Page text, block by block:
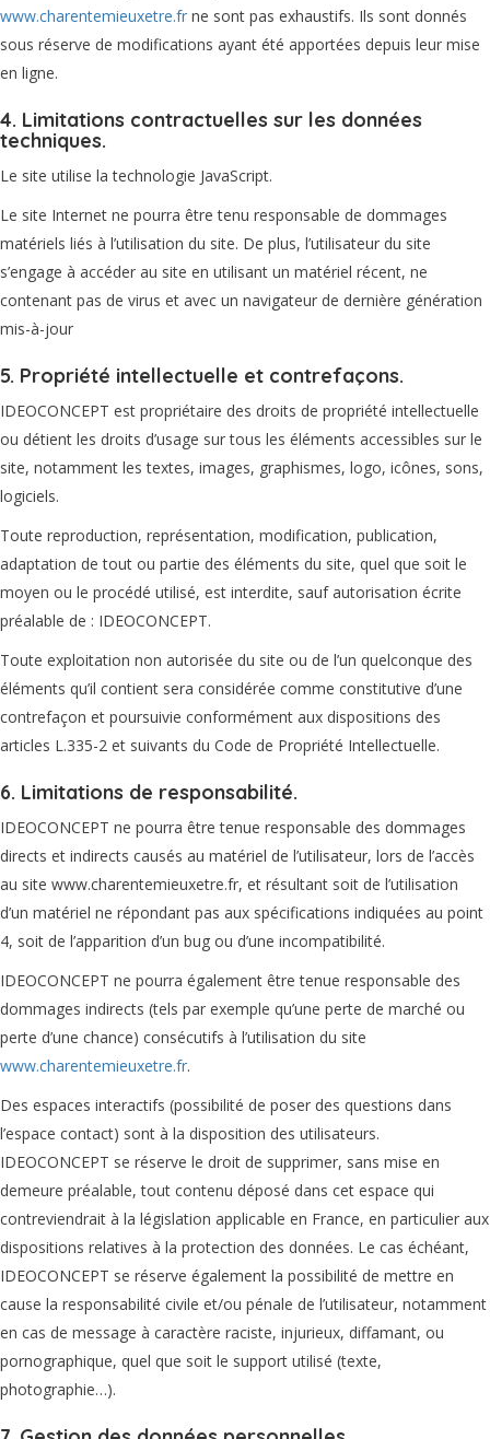
www.charentemieuxetre.fr ne sont pas exhaustifs. Ils sont donnés
sous réserve de modifications ayant été apportées depuis leur mise
en ligne.
4. Limitations contractuelles sur les données
techniques.
Le site utilise la technologie JavaScript.
Le site Internet ne pourra être tenu responsable de dommages
matériels liés à l’utilisation du site. De plus, l’utilisateur du site
s’engage à accéder au site en utilisant un matériel récent, ne
contenant pas de virus et avec un navigateur de dernière génération
mis-à-jour
5. Propriété intellectuelle et contrefaçons.
IDEOCONCEPT est propriétaire des droits de propriété intellectuelle
ou détient les droits d’usage sur tous les éléments accessibles sur le
site, notamment les textes, images, graphismes, logo, icônes, sons,
logiciels.
Toute reproduction, représentation, modification, publication,
adaptation de tout ou partie des éléments du site, quel que soit le
moyen ou le procédé utilisé, est interdite, sauf autorisation écrite
préalable de : IDEOCONCEPT.
Toute exploitation non autorisée du site ou de l’un quelconque des
éléments qu’il contient sera considérée comme constitutive d’une
contrefaçon et poursuivie conformément aux dispositions des
articles L.335-2 et suivants du Code de Propriété Intellectuelle.
6. Limitations de responsabilité.
IDEOCONCEPT ne pourra être tenue responsable des dommages
directs et indirects causés au matériel de l’utilisateur, lors de l’accès
au site www.charentemieuxetre.fr, et résultant soit de l’utilisation
d’un matériel ne répondant pas aux spécifications indiquées au point
4, soit de l’apparition d’un bug ou d’une incompatibilité.
IDEOCONCEPT ne pourra également être tenue responsable des
dommages indirects (tels par exemple qu’une perte de marché ou
perte d’une chance) consécutifs à l’utilisation du site
www.charentemieuxetre.fr.
Des espaces interactifs (possibilité de poser des questions dans
l’espace contact) sont à la disposition des utilisateurs.
IDEOCONCEPT se réserve le droit de supprimer, sans mise en
demeure préalable, tout contenu déposé dans cet espace qui
contreviendrait à la législation applicable en France, en particulier aux
dispositions relatives à la protection des données. Le cas échéant,
IDEOCONCEPT se réserve également la possibilité de mettre en
cause la responsabilité civile et/ou pénale de l’utilisateur, notamment
en cas de message à caractère raciste, injurieux, diffamant, ou
pornographique, quel que soit le support utilisé (texte,
photographie…).